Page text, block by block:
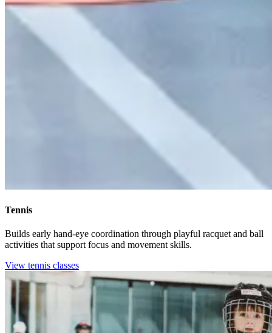
Tennis​​​​‌ ‍ ​‍​‍‌‍ ‌ ​‍‌‍‍‌‌‍‌ ‌‍‍‌‌‍ ‍​‍​‍​ ‍‍​‍​‍‌ ​ ‌‍​‌‌‍ ‍‌‍‍‌‌ ‌​‌ ‍‌​‍ ‍‌‍‍‌‌‍ ​‍​‍​‍ ​​‍​‍‌‍‍​‌ ​‍‌‍‌‌‌‍‌‍​‍​‍​ ‍‍​‍​‍‌‍‍​‌ ‌​‌ ‌​‌ ​​‌ ​ ​ ‍‍​‍ ​‍ ‌‍​ ‌‍‍​‌‍‌‌‌‍ ​‌ ​ ‌‍‌‌‌‍​‌‌ ​​‌‍‍‌‌‍‌‌‌ ​‍‌ ​ ​‍ ‍‌ ​ ‌‍​‌‌‍ ‍‌‍‍‌‌ ‌​‌ ‍‌​‍ ‍‌ ​ ‌ ‌​‌ ‌‌‌‍‌​‌‍‍‌‌‍ ​‍ ‌‍‍‌‌‍ ‍‌ ‌​‌‍‌‌‌‍ ‍‌ ‌​​‍ ‌‍‌‌‌‍‌​‌‍‍‌‌ ‌​​‍ ‌‍ ‌‌‍ ‌‍‌​‌‍‌‌​ ‌‌ ​​‌ ​‍‌‍‌‌‌ ​ ‌‍‌‌‌‍ ‍‌ ‌​‌‍​‌‌ ‌​‌‍‍‌‌‍ ‌‍ ‍​ ‍ ‌‍‍‌‌‍‌​​ ‌​ ‍‌​ ‍‌​ ​​​ ‍‌‌‍‌‌​ ‌‌‌‍‌​​ ‌‌​‍ ‌‌‍‌‍​ ​‍‌‍​‌​ ‍‌​‍ ‌​ ‌​​ ‍​‌‍‌‍‌‍​ ​‍ ‌‌‍​‌​ ‌ ​ ‍​​ ‌‌​‍ ‌‌‍​‍​ ‌‌‌‍‌​​ ‌ ​ ‌ ​ ​‍​ ‌‌​ ‌‍​ ‍​​ ​‌​ ​‌‌‍​‍​ ‍ ‌ ‌​‌ ‍‌‌ ​​‌‍‌‌​ ‌‌ ‌‍‌‍‌‌‌‍ ‍‌ ‌‌‌‍‌‌‌‌​ ‌‍ ​‌ ‌‌‌‍‌ ‌‌​​‌‍​‌‌‍‌ ‌‍‌‌​ ‍ ‌ ​​‌‍​‌‌ ‌​‌‍‍​​ ‌‌ ​​‌‍​‌‌‍‌ ‌‍‌‌‌​​‍‌ ‌‌‌‍‍‌‌‍ ​‌‍‌​‌‍‌‌‌ ​‍​‍‌‌​ ‌‌‌​​‍‌‌ ‌‍‍ ‌‍‌‌‌ ‍‌​‍‌‌​ ​ ‌​‌​​‍‌‌​ ​ ‌​‌​​‍‌‌​ ​‍​ ​‍​ ​​​ ‌‌‌‍​ ​ ‍‌​ ‌ ​ ​​​ ‍‌​ ‌ ​ ‌‍​ ​‍​ ​‍​ ​‌​‍‌‌​ ​‍​ ​‍​‍‌‌​ ‌‌‌​‌​​‍ ‍‌ ‌​‌‍​‌‌‍​‍‌ ​ ​‍‌‌​ ‌‌‌​​‍‌‌ ‌‍‍ ‌‍‌‌‌ ‍‌​‍‌‌​ ​ ‌​‌​​‍‌‌​ ​ ‌​‌​​‍‌‌​ ​‍​ ​‍‌‍‌‌‌‍‌​​ ‌‍‌‍‌​​ ​​​ ​‌​ ‌‌​ ​‍‌‍​‍​ ‌ ‌‍‌‌​ ​‌​‍‌‌​ ​‍​ ​‍​‍‌‌​ ‌‌‌​‌​​‍ ‍‌‍​ ‌‍ ‌‍ ‍‌ ‌​‌‍‌‌‌‍ ‍‌ ‌​​‍‌‌​ ‌‌‌​​‍‌‌ ‌‍‍ ‌‍‌‌‌ ‍‌​‍‌‌​ ​ ‌​‌​​‍‌‌​ ​ ‌​‌​​‍‌‌​ ​‍​ ​‍‌‍​ ​ ‍‌‌‍‌​‌‍‌‌​ ‌‌​ ​‍‌‍‌‌​ ​‌​ ​​‌‍​‍​ ​ ​ ‍​​‍‌‌​ ​‍​ ​‍​‍‌‌​ ‌‌‌​‌​​‍ ‍‌ ‌​‌‍‍‌‌ ‌​‌‍ ​‌‍‌‌​ ‌‍​‍‌‍​‌‌ ​ ‌‍‌‌‌‌‌‌‌ ​‍‌‍ ​​ ‌‌‍‍​‌ ‌​‌ ‌​‌ ​​‌ ​ ​‍‌‌​ ​ ‌​​‌​‍‌‌​ ​‍‌​‌‍​‍‌‌​ ​‍‌​‌‍‌‍​ ‌‍‍​‌‍‌‌‌‍ ​‌ ​ ‌‍‌‌‌‍​‌‌ ​​‌‍‍‌‌‍‌‌‌ ​‍‌ ​ ​‍ ‍‌ ​ ‌‍​‌‌‍ ‍‌‍‍‌‌ ‌​‌ ‍‌​‍ ‍‌ ​ ‌ ‌​‌ ‌‌‌‍‌​‌‍‍‌‌‍ ​‍‌‍‌‍‍‌‌‍‌​​ ‌​ ‍‌​ ‍‌​ ​​​ ‍‌‌‍‌‌​ ‌‌‌‍‌​​ ‌‌​‍ ‌‌‍‌‍​ ​‍‌‍​‌​ ‍‌​‍ ‌​ ‌​​ ‍​‌‍‌‍‌‍​ ​‍ ‌‌‍​‌​ ‌ ​ ‍​​ ‌‌​‍ ‌‌‍​‍​ ‌‌‌‍‌​​ ‌ ​ ‌ ​ ​‍​ ‌‌​ ‌‍​ ‍​​ ​‌​ ​‌‌‍​‍​‍‌‍‌ ‌​‌ ‍‌‌ ​​‌‍‌‌​ ‌‌ ‌‍‌‍‌‌‌‍ ‍‌ ‌‌‌‍‌‌‌‌​ ‌‍ ​‌ ‌‌‌‍‌ ‌‌​​‌‍​‌‌‍‌ ‌‍‌‌​‍‌‍‌ ​​‌‍​‌‌ ‌​‌‍‍​​ ‌‌ ​​‌‍​‌‌‍‌ ‌‍‌‌‌​​‍‌ ‌‌‌‍‍‌‌‍ ​‌‍‌​‌‍‌‌‌ ​‍​‍‌‌​ ‌‌‌​​‍‌‌ ‌‍‍ ‌‍‌‌‌ ‍‌​‍‌‌​ ​ ‌​‌​​‍‌‌​ ​ ‌​‌​​‍‌‌​ ​‍​ ​‍​ ​​​ ‌‌‌‍​ ​ ‍‌​ ‌ ​ ​​​ ‍‌​ ‌ ​ ‌‍​ ​‍​ ​‍​ ​‌​‍‌‌​ ​‍​ ​‍​‍‌‌​ ‌‌‌​‌​​‍ ‍‌ ‌​‌‍​‌‌‍​‍‌ ​ ​‍‌‌​ ‌‌‌​​‍‌‌ ‌‍‍ ‌‍‌‌‌ ‍‌​‍‌‌​ ​ ‌​‌​​‍‌‌​ ​ ‌​‌​​‍‌‌​ ​‍​ ​‍‌‍‌‌‌‍‌​​ ‌‍‌‍‌​​ ​​​ ​‌​ ‌‌​ ​‍‌‍​‍​ ‌ ‌‍‌‌​ ​‌​‍‌‌​ ​‍​ ​‍​‍‌‌​ ‌‌‌​‌​​‍ ‍‌‍​ ‌‍ ‌‍ ‍‌ ‌​‌‍‌‌‌‍ ‍‌ ‌​​‍‌‌​ ‌‌‌​​‍‌‌ ‌‍‍ ‌‍‌‌‌ ‍‌​‍‌‌​ ​ ‌​‌​​‍‌‌​ ​ ‌​‌​​‍‌‌​ ​‍​ ​‍‌‍​ ​ ‍‌‌‍‌​‌‍‌‌​ ‌‌​ ​‍‌‍‌‌​ ​‌​ ​​‌‍​‍​ ​ ​ ‍​​‍‌‌​ ​‍​ ​‍​‍‌‌​ ‌‌‌​‌​​‍ ‍‌ ‌​‌‍‍‌‌ ‌​‌‍ ​‌‍‌‌​‍‌‍‌ ​​‌‍‌‌‌ ​‍‌ ​ ‌ ​​‌‍‌‌‌‍​ ‌ ‌​‌‍‍‌‌ ‌‍‌‍‌‌​ ‌‌ ​​‌ ‌‌‌‍​‍‌‍ ​‌‍‍‌‌ ​ ‌‍‍​‌‍‌‌‌‍‌​​‍​‍‌ ‌
Builds early hand-eye coordination through playful racquet and ball
activities that support focus and movement skills.​​​​‌ ‍ ​‍​‍‌‍ ‌ ​‍‌‍‍‌‌‍‌ ‌‍‍‌‌‍ ‍​‍​‍​ ‍‍​‍​‍‌ ​ ‌‍​‌‌‍ ‍‌‍‍‌‌ ‌​‌ ‍‌​‍ ‍‌‍‍‌‌‍ ​‍​‍​‍ ​​‍​‍‌‍‍​‌ ​‍‌‍‌‌‌‍‌‍​‍​‍​ ‍‍​‍​‍‌‍‍​‌ ‌​‌ ‌​‌ ​​‌ ​ ​ ‍‍​‍ ​‍ ‌‍​ ‌‍‍​‌‍‌‌‌‍ ​‌ ​ ‌‍‌‌‌‍​‌‌ ​​‌‍‍‌‌‍‌‌‌ ​‍‌ ​ ​‍ ‍‌ ​ ‌‍​‌‌‍ ‍‌‍‍‌‌ ‌​‌ ‍‌​‍ ‍‌ ​ ‌ ‌​‌ ‌‌‌‍‌​‌‍‍‌‌‍ ​‍ ‌‍‍‌‌‍ ‍‌ ‌​‌‍‌‌‌‍ ‍‌ ‌​​‍ ‌‍‌‌‌‍‌​‌‍‍‌‌ ‌​​‍ ‌‍ ‌‌‍ ‌‍‌​‌‍‌‌​ ‌‌ ​​‌ ​‍‌‍‌‌‌ ​ ‌‍‌‌‌‍ ‍‌ ‌​‌‍​‌‌ ‌​‌‍‍‌‌‍ ‌‍ ‍​ ‍ ‌‍‍‌‌‍‌​​ ‌​ ‍‌​ ‍‌​ ​​​ ‍‌‌‍‌‌​ ‌‌‌‍‌​​ ‌‌​‍ ‌‌‍‌‍​ ​‍‌‍​‌​ ‍‌​‍ ‌​ ‌​​ ‍​‌‍‌‍‌‍​ ​‍ ‌‌‍​‌​ ‌ ​ ‍​​ ‌‌​‍ ‌‌‍​‍​ ‌‌‌‍‌​​ ‌ ​ ‌ ​ ​‍​ ‌‌​ ‌‍​ ‍​​ ​‌​ ​‌‌‍​‍​ ‍ ‌ ‌​‌ ‍‌‌ ​​‌‍‌‌​ ‌‌ ‌‍‌‍‌‌‌‍ ‍‌ ‌‌‌‍‌‌‌‌​ ‌‍ ​‌ ‌‌‌‍‌ ‌‌​​‌‍​‌‌‍‌ ‌‍‌‌​ ‍ ‌ ​​‌‍​‌‌ ‌​‌‍‍​​ ‌‌ ​​‌‍​‌‌‍‌ ‌‍‌‌‌​​‍‌ ‌‌‌‍‍‌‌‍ ​‌‍‌​‌‍‌‌‌ ​‍​‍‌‌​ ‌‌‌​​‍‌‌ ‌‍‍ ‌‍‌‌‌ ‍‌​‍‌‌​ ​ ‌​‌​​‍‌‌​ ​ ‌​‌​​‍‌‌​ ​‍​ ​‍​ ​​​ ‌‌‌‍​ ​ ‍‌​ ‌ ​ ​​​ ‍‌​ ‌ ​ ‌‍​ ​‍​ ​‍​ ​‌​‍‌‌​ ​‍​ ​‍​‍‌‌​ ‌‌‌​‌​​‍ ‍‌ ‌​‌‍​‌‌‍​‍‌ ​ ​‍‌‌​ ‌‌‌​​‍‌‌ ‌‍‍ ‌‍‌‌‌ ‍‌​‍‌‌​ ​ ‌​‌​​‍‌‌​ ​ ‌​‌​​‍‌‌​ ​‍​ ​‍‌‍‌‌‌‍‌​​ ‌‍‌‍‌​​ ​​​ ​‌​ ‌‌​ ​‍‌‍​‍​ ‌ ‌‍‌‌​ ​‌​‍‌‌​ ​‍​ ​‍​‍‌‌​ ‌‌‌​‌​​‍ ‍‌‍​ ‌‍ ‌‍ ‍‌ ‌​‌‍‌‌‌‍ ‍‌ ‌​​‍‌‌​ ‌‌‌​​‍‌‌ ‌‍‍ ‌‍‌‌‌ ‍‌​‍‌‌​ ​ ‌​‌​​‍‌‌​ ​ ‌​‌​​‍‌‌​ ​‍​ ​‍‌‍​ ​ ‍‌‌‍‌​‌‍‌‌​ ‌‌​ ​‍‌‍‌‌​ ​‌​ ​​‌‍​‍​ ​ ​ ‍​​‍‌‌​ ​‍​ ​‍​‍‌‌​ ‌‌‌​‌​​‍ ‍‌ ​‍‌‍‍‌‌‍​ ‌‍‍​‌‌‌​‌‍‌‌‌ ‍​‌ ‌​​‍‌‌​ ‌‌‌​​‍‌‌ ‌‍‍ ‌‍‌‌‌ ‍‌​‍‌‌​ ​ ‌​‌​​‍‌‌​ ​ ‌​‌​​‍‌‌​ ​‍​ ​‍‌‍‌‍​ ‌​​ ‌‌​ ‍​​ ‌​​ ‌ ​ ‌‍​ ‍​‌‍​ ‌‍‌‍​ ​ ​ ‍‌​‍‌‌​ ​‍​ ​‍​‍‌‌​ ‌‌‌​‌​​‍ ‍‌‍​ ‌‍‍​‌‍‍‌‌‍ ​‌‍‌​‌ ​‍‌‍‌‌‌‍ ‍​‍‌‌​ ‌‌‌​​‍‌‌ ‌‍‍ ‌‍‌‌‌ ‍‌​‍‌‌​ ​ ‌​‌​​‍‌‌​ ​ ‌​‌​​‍‌‌​ ​‍​ ​‍‌‍​‍​ ‌‌‌‍​‍‌‍​ ​ ​‌​ ‌ ‌‍​ ​ ‌​​ ​‍‌‍​‍‌‍‌‍‌‍‌​​‍‌‌​ ​‍​ ​‍​‍‌‌​ ‌‌‌​‌​​‍ ‍‌ ‌​‌‍‌‌‌ ‍​‌ ‌​​ ‌‍​‍‌‍​‌‌ ​ ‌‍‌‌‌‌‌‌‌ ​‍‌‍ ​​ ‌‌‍‍​‌ ‌​‌ ‌​‌ ​​‌ ​ ​‍‌‌​ ​ ‌​​‌​‍‌‌​ ​‍‌​‌‍​‍‌‌​ ​‍‌​‌‍‌‍​ ‌‍‍​‌‍‌‌‌‍ ​‌ ​ ‌‍‌‌‌‍​‌‌ ​​‌‍‍‌‌‍‌‌‌ ​‍‌ ​ ​‍ ‍‌ ​ ‌‍​‌‌‍ ‍‌‍‍‌‌ ‌​‌ ‍‌​‍ ‍‌ ​ ‌ ‌​‌ ‌‌‌‍‌​‌‍‍‌‌‍ ​‍‌‍‌‍‍‌‌‍‌​​ ‌​ ‍‌​ ‍‌​ ​​​ ‍‌‌‍‌‌​ ‌‌‌‍‌​​ ‌‌​‍ ‌‌‍‌‍​ ​‍‌‍​‌​ ‍‌​‍ ‌​ ‌​​ ‍​‌‍‌‍‌‍​ ​‍ ‌‌‍​‌​ ‌ ​ ‍​​ ‌‌​‍ ‌‌‍​‍​ ‌‌‌‍‌​​ ‌ ​ ‌ ​ ​‍​ ‌‌​ ‌‍​ ‍​​ ​‌​ ​‌‌‍​‍​‍‌‍‌ ‌​‌ ‍‌‌ ​​‌‍‌‌​ ‌‌ ‌‍‌‍‌‌‌‍ ‍‌ ‌‌‌‍‌‌‌‌​ ‌‍ ​‌ ‌‌‌‍‌ ‌‌​​‌‍​‌‌‍‌ ‌‍‌‌​‍‌‍‌ ​​‌‍​‌‌ ‌​‌‍‍​​ ‌‌ ​​‌‍​‌‌‍‌ ‌‍‌‌‌​​‍‌ ‌‌‌‍‍‌‌‍ ​‌‍‌​‌‍‌‌‌ ​‍​‍‌‌​ ‌‌‌​​‍‌‌ ‌‍‍ ‌‍‌‌‌ ‍‌​‍‌‌​ ​ ‌​‌​​‍‌‌​ ​ ‌​‌​​‍‌‌​ ​‍​ ​‍​ ​​​ ‌‌‌‍​ ​ ‍‌​ ‌ ​ ​​​ ‍‌​ ‌ ​ ‌‍​ ​‍​ ​‍​ ​‌​‍‌‌​ ​‍​ ​‍​‍‌‌​ ‌‌‌​‌​​‍ ‍‌ ‌​‌‍​‌‌‍​‍‌ ​ ​‍‌‌​ ‌‌‌​​‍‌‌ ‌‍‍ ‌‍‌‌‌ ‍‌​‍‌‌​ ​ ‌​‌​​‍‌‌​ ​ ‌​‌​​‍‌‌​ ​‍​ ​‍‌‍‌‌‌‍‌​​ ‌‍‌‍‌​​ ​​​ ​‌​ ‌‌​ ​‍‌‍​‍​ ‌ ‌‍‌‌​ ​‌​‍‌‌​ ​‍​ ​‍​‍‌‌​ ‌‌‌​‌​​‍ ‍‌‍​ ‌‍ ‌‍ ‍‌ ‌​‌‍‌‌‌‍ ‍‌ ‌​​‍‌‌​ ‌‌‌​​‍‌‌ ‌‍‍ ‌‍‌‌‌ ‍‌​‍‌‌​ ​ ‌​‌​​‍‌‌​ ​ ‌​‌​​‍‌‌​ ​‍​ ​‍‌‍​ ​ ‍‌‌‍‌​‌‍‌‌​ ‌‌​ ​‍‌‍‌‌​ ​‌​ ​​‌‍​‍​ ​ ​ ‍​​‍‌‌​ ​‍​ ​‍​‍‌‌​ ‌‌‌​‌​​‍ ‍‌ ​‍‌‍‍‌‌‍​ ‌‍‍​‌‌‌​‌‍‌‌‌ ‍​‌ ‌​​‍‌‌​ ‌‌‌​​‍‌‌ ‌‍‍ ‌‍‌‌‌ ‍‌​‍‌‌​ ​ ‌​‌​​‍‌‌​ ​ ‌​‌​​‍‌‌​ ​‍​ ​‍‌‍‌‍​ ‌​​ ‌‌​ ‍​​ ‌​​ ‌ ​ ‌‍​ ‍​‌‍​ ‌‍‌‍​ ​ ​ ‍‌​‍‌‌​ ​‍​ ​‍​‍‌‌​ ‌‌‌​‌​​‍ ‍‌‍​ ‌‍‍​‌‍‍‌‌‍ ​‌‍‌​‌ ​‍‌‍‌‌‌‍ ‍​‍‌‌​ ‌‌‌​​‍‌‌ ‌‍‍ ‌‍‌‌‌ ‍‌​‍‌‌​ ​ ‌​‌​​‍‌‌​ ​ ‌​‌​​‍‌‌​ ​‍​ ​‍‌‍​‍​ ‌‌‌‍​‍‌‍​ ​ ​‌​ ‌ ‌‍​ ​ ‌​​ ​‍‌‍​‍‌‍‌‍‌‍‌​​‍‌‌​ ​‍​ ​‍​‍‌‌​ ‌‌‌​‌​​‍ ‍‌ ‌​‌‍‌‌‌ ‍​‌ ‌​​‍‌‍‌ ​​‌‍‌‌‌ ​‍‌ ​ ‌ ​​‌‍‌‌‌‍​ ‌ ‌​‌‍‍‌‌ ‌‍‌‍‌‌​ ‌‌ ​​‌ ‌‌‌‍​‍‌‍ ​‌‍‍‌‌ ​ ‌‍‍​‌‍‌‌‌‍‌​​‍​‍‌ ‌
View tennis classes​​​​‌ ‍ ​‍​‍‌‍ ‌ ​‍‌‍‍‌‌‍‌ ‌‍‍‌‌‍ ‍​‍​‍​ ‍‍​‍​‍‌ ​ ‌‍​‌‌‍ ‍‌‍‍‌‌ ‌​‌ ‍‌​‍ ‍‌‍‍‌‌‍ ​‍​‍​‍ ​​‍​‍‌‍‍​‌ ​‍‌‍‌‌‌‍‌‍​‍​‍​ ‍‍​‍​‍‌‍‍​‌ ‌​‌ ‌​‌ ​​‌ ​ ​ ‍‍​‍ ​‍ ‌‍​ ‌‍‍​‌‍‌‌‌‍ ​‌ ​ ‌‍‌‌‌‍​‌‌ ​​‌‍‍‌‌‍‌‌‌ ​‍‌ ​ ​‍ ‍‌ ​ ‌‍​‌‌‍ ‍‌‍‍‌‌ ‌​‌ ‍‌​‍ ‍‌ ​ ‌ ‌​‌ ‌‌‌‍‌​‌‍‍‌‌‍ ​‍ ‌‍‍‌‌‍ ‍‌ ‌​‌‍‌‌‌‍ ‍‌ ‌​​‍ ‌‍‌‌‌‍‌​‌‍‍‌‌ ‌​​‍ ‌‍ ‌‌‍ ‌‍‌​‌‍‌‌​ ‌‌ ​​‌ ​‍‌‍‌‌‌ ​ ‌‍‌‌‌‍ ‍‌ ‌​‌‍​‌‌ ‌​‌‍‍‌‌‍ ‌‍ ‍​ ‍ ‌‍‍‌‌‍‌​​ ‌​ ‍‌​ ‍‌​ ​​​ ‍‌‌‍‌‌​ ‌‌‌‍‌​​ ‌‌​‍ ‌‌‍‌‍​ ​‍‌‍​‌​ ‍‌​‍ ‌​ ‌​​ ‍​‌‍‌‍‌‍​ ​‍ ‌‌‍​‌​ ‌ ​ ‍​​ ‌‌​‍ ‌‌‍​‍​ ‌‌‌‍‌​​ ‌ ​ ‌ ​ ​‍​ ‌‌​ ‌‍​ ‍​​ ​‌​ ​‌‌‍​‍​ ‍ ‌ ‌​‌ ‍‌‌ ​​‌‍‌‌​ ‌‌ ‌‍‌‍‌‌‌‍ ‍‌ ‌‌‌‍‌‌‌‌​ ‌‍ ​‌ ‌‌‌‍‌ ‌‌​​‌‍​‌‌‍‌ ‌‍‌‌​ ‍ ‌ ​​‌‍​‌‌ ‌​‌‍‍​​ ‌‌ ​​‌‍​‌‌‍‌ ‌‍‌‌‌​​‍‌ ‌‌‌‍‍‌‌‍ ​‌‍‌​‌‍‌‌‌ ​‍​‍‌‌​ ‌‌‌​​‍‌‌ ‌‍‍ ‌‍‌‌‌ ‍‌​‍‌‌​ ​ ‌​‌​​‍‌‌​ ​ ‌​‌​​‍‌‌​ ​‍​ ​‍​ ​​​ ‌‌‌‍​ ​ ‍‌​ ‌ ​ ​​​ ‍‌​ ‌ ​ ‌‍​ ​‍​ ​‍​ ​‌​‍‌‌​ ​‍​ ​‍​‍‌‌​ ‌‌‌​‌​​‍ ‍‌ ‌​‌‍​‌‌‍​‍‌ ​ ​‍‌‌​ ‌‌‌​​‍‌‌ ‌‍‍ ‌‍‌‌‌ ‍‌​‍‌‌​ ​ ‌​‌​​‍‌‌​ ​ ‌​‌​​‍‌‌​ ​‍​ ​‍‌‍‌‌‌‍‌​​ ‌‍‌‍‌​​ ​​​ ​‌​ ‌‌​ ​‍‌‍​‍​ ‌ ‌‍‌‌​ ​‌​‍‌‌​ ​‍​ ​‍​‍‌‌​ ‌‌‌​‌​​‍ ‍‌‍​ ‌‍ ‌‍ ‍‌ ‌​‌‍‌‌‌‍ ‍‌ ‌​​‍‌‌​ ‌‌‌​​‍‌‌ ‌‍‍ ‌‍‌‌‌ ‍‌​‍‌‌​ ​ ‌​‌​​‍‌‌​ ​ ‌​‌​​‍‌‌​ ​‍​ ​‍‌‍​ ​ ‍‌‌‍‌​‌‍‌‌​ ‌‌​ ​‍‌‍‌‌​ ​‌​ ​​‌‍​‍​ ​ ​ ‍​​‍‌‌​ ​‍​ ​‍​‍‌‌​ ‌‌‌​‌​​‍ ‍‌‍​‍‌ ‌‌‌ ‌​‌ ‌​‌‍ ‌‍ ‍‌ ​ ​‍‌‌​ ‌‌‌​​‍‌‌ ‌‍‍ ‌‍‌‌‌ ‍‌​‍‌‌​ ​ ‌​‌​​‍‌‌​ ​ ‌​‌​​‍‌‌​ ​‍​ ​‍‌‍‌​‌‍‌‌​ ‌‌‌‍‌‌​ ‍‌‌‍‌‌​ ‌​‌‍​‍​ ‌‌​ ‌ ‌‍​‌​ ‌ ​‍‌‌​ ​‍​ ​‍​‍‌‌​ ‌‌‌​‌​​‍ ‍‌ ‌​‌‍‌‌‌ ‍​‌ ‌​​ ‌‍​‍‌‍​‌‌ ​ ‌‍‌‌‌‌‌‌‌ ​‍‌‍ ​​ ‌‌‍‍​‌ ‌​‌ ‌​‌ ​​‌ ​ ​‍‌‌​ ​ ‌​​‌​‍‌‌​ ​‍‌​‌‍​‍‌‌​ ​‍‌​‌‍‌‍​ ‌‍‍​‌‍‌‌‌‍ ​‌ ​ ‌‍‌‌‌‍​‌‌ ​​‌‍‍‌‌‍‌‌‌ ​‍‌ ​ ​‍ ‍‌ ​ ‌‍​‌‌‍ ‍‌‍‍‌‌ ‌​‌ ‍‌​‍ ‍‌ ​ ‌ ‌​‌ ‌‌‌‍‌​‌‍‍‌‌‍ ​‍‌‍‌‍‍‌‌‍‌​​ ‌​ ‍‌​ ‍‌​ ​​​ ‍‌‌‍‌‌​ ‌‌‌‍‌​​ ‌‌​‍ ‌‌‍‌‍​ ​‍‌‍​‌​ ‍‌​‍ ‌​ ‌​​ ‍​‌‍‌‍‌‍​ ​‍ ‌‌‍​‌​ ‌ ​ ‍​​ ‌‌​‍ ‌‌‍​‍​ ‌‌‌‍‌​​ ‌ ​ ‌ ​ ​‍​ ‌‌​ ‌‍​ ‍​​ ​‌​ ​‌‌‍​‍​‍‌‍‌ ‌​‌ ‍‌‌ ​​‌‍‌‌​ ‌‌ ‌‍‌‍‌‌‌‍ ‍‌ ‌‌‌‍‌‌‌‌​ ‌‍ ​‌ ‌‌‌‍‌ ‌‌​​‌‍​‌‌‍‌ ‌‍‌‌​‍‌‍‌ ​​‌‍​‌‌ ‌​‌‍‍​​ ‌‌ ​​‌‍​‌‌‍‌ ‌‍‌‌‌​​‍‌ ‌‌‌‍‍‌‌‍ ​‌‍‌​‌‍‌‌‌ ​‍​‍‌‌​ ‌‌‌​​‍‌‌ ‌‍‍ ‌‍‌‌‌ ‍‌​‍‌‌​ ​ ‌​‌​​‍‌‌​ ​ ‌​‌​​‍‌‌​ ​‍​ ​‍​ ​​​ ‌‌‌‍​ ​ ‍‌​ ‌ ​ ​​​ ‍‌​ ‌ ​ ‌‍​ ​‍​ ​‍​ ​‌​‍‌‌​ ​‍​ ​‍​‍‌‌​ ‌‌‌​‌​​‍ ‍‌ ‌​‌‍​‌‌‍​‍‌ ​ ​‍‌‌​ ‌‌‌​​‍‌‌ ‌‍‍ ‌‍‌‌‌ ‍‌​‍‌‌​ ​ ‌​‌​​‍‌‌​ ​ ‌​‌​​‍‌‌​ ​‍​ ​‍‌‍‌‌‌‍‌​​ ‌‍‌‍‌​​ ​​​ ​‌​ ‌‌​ ​‍‌‍​‍​ ‌ ‌‍‌‌​ ​‌​‍‌‌​ ​‍​ ​‍​‍‌‌​ ‌‌‌​‌​​‍ ‍‌‍​ ‌‍ ‌‍ ‍‌ ‌​‌‍‌‌‌‍ ‍‌ ‌​​‍‌‌​ ‌‌‌​​‍‌‌ ‌‍‍ ‌‍‌‌‌ ‍‌​‍‌‌​ ​ ‌​‌​​‍‌‌​ ​ ‌​‌​​‍‌‌​ ​‍​ ​‍‌‍​ ​ ‍‌‌‍‌​‌‍‌‌​ ‌‌​ ​‍‌‍‌‌​ ​‌​ ​​‌‍​‍​ ​ ​ ‍​​‍‌‌​ ​‍​ ​‍​‍‌‌​ ‌‌‌​‌​​‍ ‍‌‍​‍‌ ‌‌‌ ‌​‌ ‌​‌‍ ‌‍ ‍‌ ​ ​‍‌‌​ ‌‌‌​​‍‌‌ ‌‍‍ ‌‍‌‌‌ ‍‌​‍‌‌​ ​ ‌​‌​​‍‌‌​ ​ ‌​‌​​‍‌‌​ ​‍​ ​‍‌‍‌​‌‍‌‌​ ‌‌‌‍‌‌​ ‍‌‌‍‌‌​ ‌​‌‍​‍​ ‌‌​ ‌ ‌‍​‌​ ‌ ​‍‌‌​ ​‍​ ​‍​‍‌‌​ ‌‌‌​‌​​‍ ‍‌ ‌​‌‍‌‌‌ ‍​‌ ‌​​‍‌‍‌ ​​‌‍‌‌‌ ​‍‌ ​ ‌ ​​‌‍‌‌‌‍​ ‌ ‌​‌‍‍‌‌ ‌‍‌‍‌‌​ ‌‌ ​​‌ ‌‌‌‍​‍‌‍ ​‌‍‍‌‌ ​ ‌‍‍​‌‍‌‌‌‍‌​​‍​‍‌ ‌